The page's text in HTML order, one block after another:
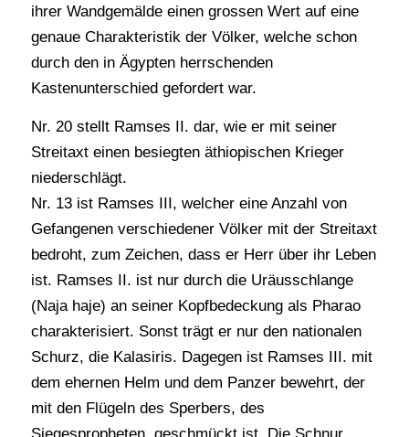
ihrer Wandgemälde einen grossen Wert auf eine
genaue Charakteristik der Völker, welche schon
durch den in Ägypten herrschenden
Kastenunterschied gefordert war.
Nr. 20 stellt Ramses II. dar, wie er mit seiner
Streitaxt einen besiegten äthiopischen Krieger
niederschlägt.
Nr. 13 ist Ramses III, welcher eine Anzahl von
Gefangenen verschiedener Völker mit der Streitaxt
bedroht, zum Zeichen, dass er Herr über ihr Leben
ist. Ramses II. ist nur durch die Uräusschlange
(Naja haje) an seiner Kopfbedeckung als Pharao
charakterisiert. Sonst trägt er nur den nationalen
Schurz, die Kalasiris. Dagegen ist Ramses III. mit
dem ehernen Helm und dem Panzer bewehrt, der
mit den Flügeln des Sperbers, des